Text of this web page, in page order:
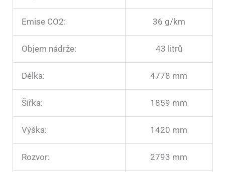
Emise CO2: 36 g/km
Objem nádrže: 43 litrů
Délka: 4778 mm
Šířka: 1859 mm
Výška: 1420 mm
Rozvor: 2793 mm